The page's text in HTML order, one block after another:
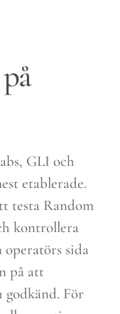
GLI och
etablerade.
testa Random
kontrollera
operatörs sida
på att
godkänd. För